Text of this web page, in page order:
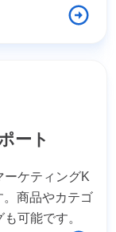
ート
ーケティングK
。商品やカテゴ
可能です。